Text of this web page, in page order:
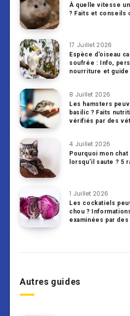
À quelle vitesse
? Faits et conseils
17 Juillet 2026
Espèce d’oiseau
soufrée : Info,
nourriture et guide
8 Juillet 2026
Les hamsters
basilic ? Faits
vérifiés par des
4 Juillet 2026
Pourquoi mon
lorsqu’il saute ? 5
1 Juillet 2026
Les cockatiels
chou ?
examinées par
Autres guides